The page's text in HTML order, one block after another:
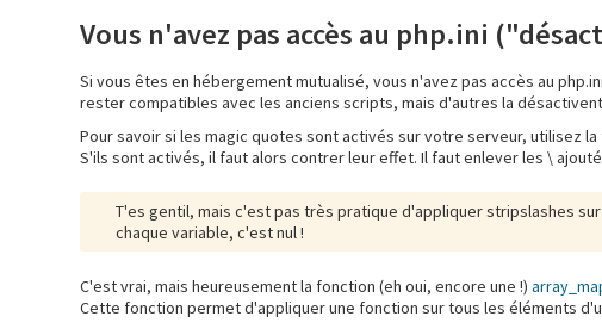
Vous n'avez pas accès au php.ini
Si vous êtes en hébergement mutualisé, vous n'avez pas accès au
rester compatibles avec les anciens scripts, mais d'autres la
Pour savoir si les magic quotes sont activés sur votre serveur, utilisez
S'ils sont activés, il faut alors contrer leur effet. Il faut enlever les \
T'es gentil, mais c'est pas très pratique d'appliquer stripslashes sur
chaque variable, c'est nul !
C'est vrai, mais heureusement la fonction (eh oui, encore une !)
Cette fonction permet d'appliquer une fonction sur tous les éléments